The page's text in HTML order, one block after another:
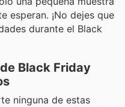
esperan. ¡No dejes que
durante el Black
Black Friday
ninguna de estas